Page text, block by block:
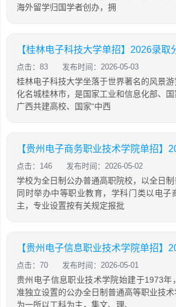
海外留学归国学者创办，拥
点击：83 发布时间：2026-05-03
桂林电子科技大学坐落于世界著名的风景
化名城桂林市，是国家工业和信息化部、
广西共建高校、国家“中西
点击：146 发布时间：2026-05-02
学校为全日制公办普通高职院校，以全日制
同时举办中等职业教育，学科门类以电子
主，专业设置按有关规定报批
点击：70 发布时间：2026-05-01
贵州电子信息职业技术学院始建于1973年
准独立设置的公办全日制普通高等职业技
为一所以工科为主，集文、理、